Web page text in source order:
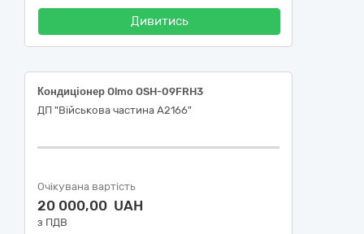
Дивитись
Кондиціонер Olmo OSH-09FRH3
ДП "Військова частина А2166"
Очікувана вартість
20 000,00 UAH
з ПДВ